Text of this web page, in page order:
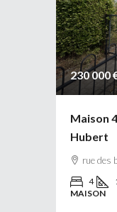
230 000
Maison
Hubert
rue des
4
MAISON